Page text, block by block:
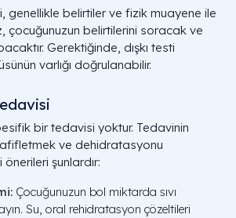
genellikle belirtiler ve fizik muayene ile
çocuğunuzun belirtilerini soracak ve
Gerektiğinde, dışkı testi
varlığı doğrulanabilir.
bir tedavisi yoktur. Tedavinin
ve dehidratasyonu
şunlardır:
Çocuğunuzun bol miktarda sıvı
Su, oral rehidratasyon çözeltileri